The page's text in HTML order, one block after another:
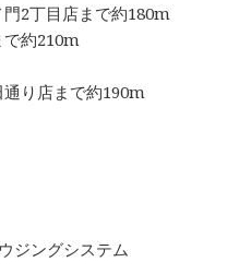
門2丁目店まで約180m
で約210m
り店まで約190m
ングシステム